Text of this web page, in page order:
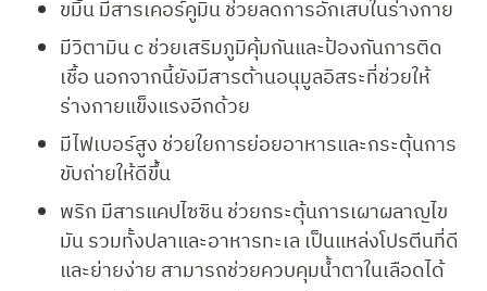
ขมิ้น มีสารเคอร์คูมิน ช่วยลดการอักเสบในร่างกาย
มีวิตามิน c ช่วยเสริมภูมิคุ้มกันและป้องกันการติด
เชื้อ นอกจากนี้ยังมีสารต้านอนุมูลอิสระที่ช่วยให้
ร่างกายแข็งแรงอีกด้วย
มีไฟเบอร์สูง ช่วยใยการย่อยอาหารและกระตุ้นการ
ขับถ่ายให้ดีขึ้น
พริก มีสารแคปไซซิน ช่วยกระตุ้นการเผาผลาญไข
มัน รวมทั้งปลาและอาหารทะเล เป็นแหล่งโปรตีนที่ดี
และย่ายง่าย สามารถช่วยควบคุมน้ำตาในเลือดได้